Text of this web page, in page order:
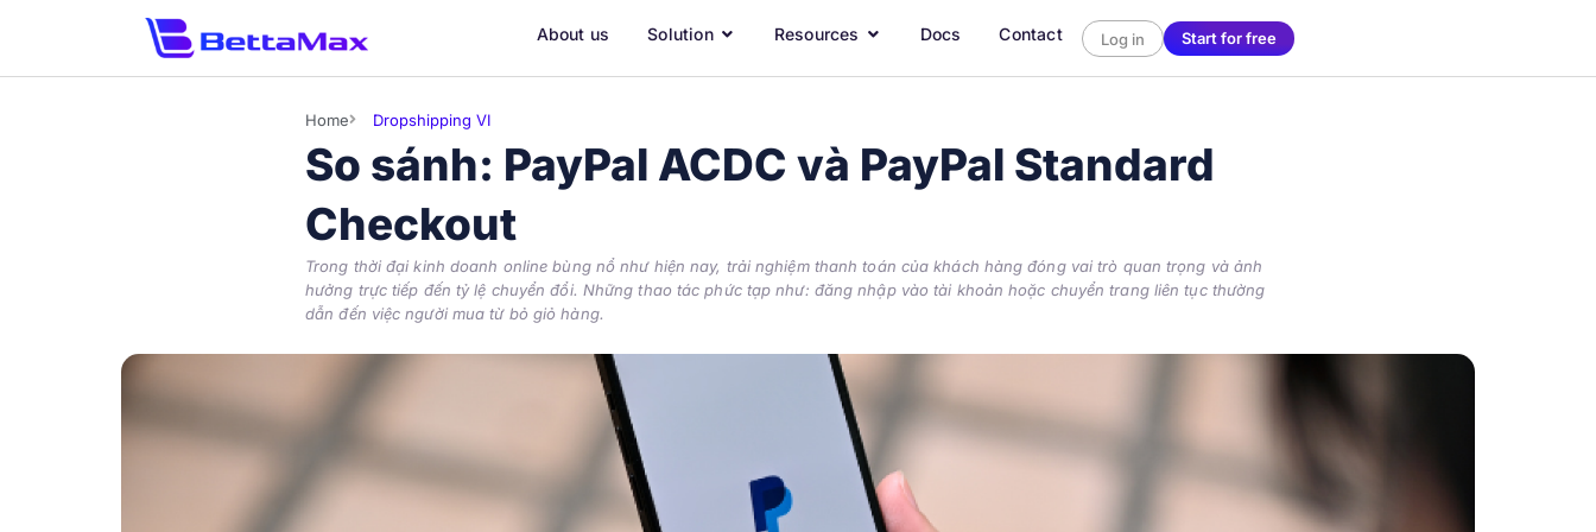
About us Solution Resources Docs Contact Log in Start for free
Home Dropshipping VI
So sánh: PayPal ACDC và PayPal Standard
Checkout
Trong thời đại kinh doanh online bùng nổ như hiện nay, trải nghiệm thanh toán của khách hàng đóng vai trò quan trọng và ảnh
hưởng trực tiếp đến tỷ lệ chuyển đổi. Những thao tác phức tạp như: đăng nhập vào tài khoản hoặc chuyển trang liên tục thường
dẫn đến việc người mua từ bỏ giỏ hàng.